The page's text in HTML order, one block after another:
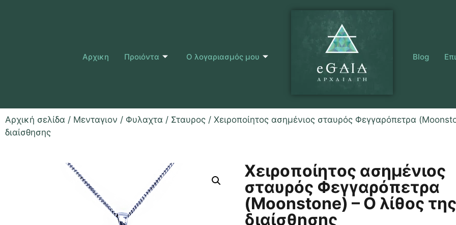
Αρχικη Προιόντα Ο λογαριασμός μου Blog
Αρχική σελίδα / Μενταγιον / Φυλαχτα / Σταυρος / Χειροποίητος ασημένιος σταυρός Φεγγαρόπετρα
διαίσθησης
Χειροποίητος ασημένιος
σταυρός Φεγγαρόπετρα
(Moonstone) – Ο λίθος
διαίσθησης